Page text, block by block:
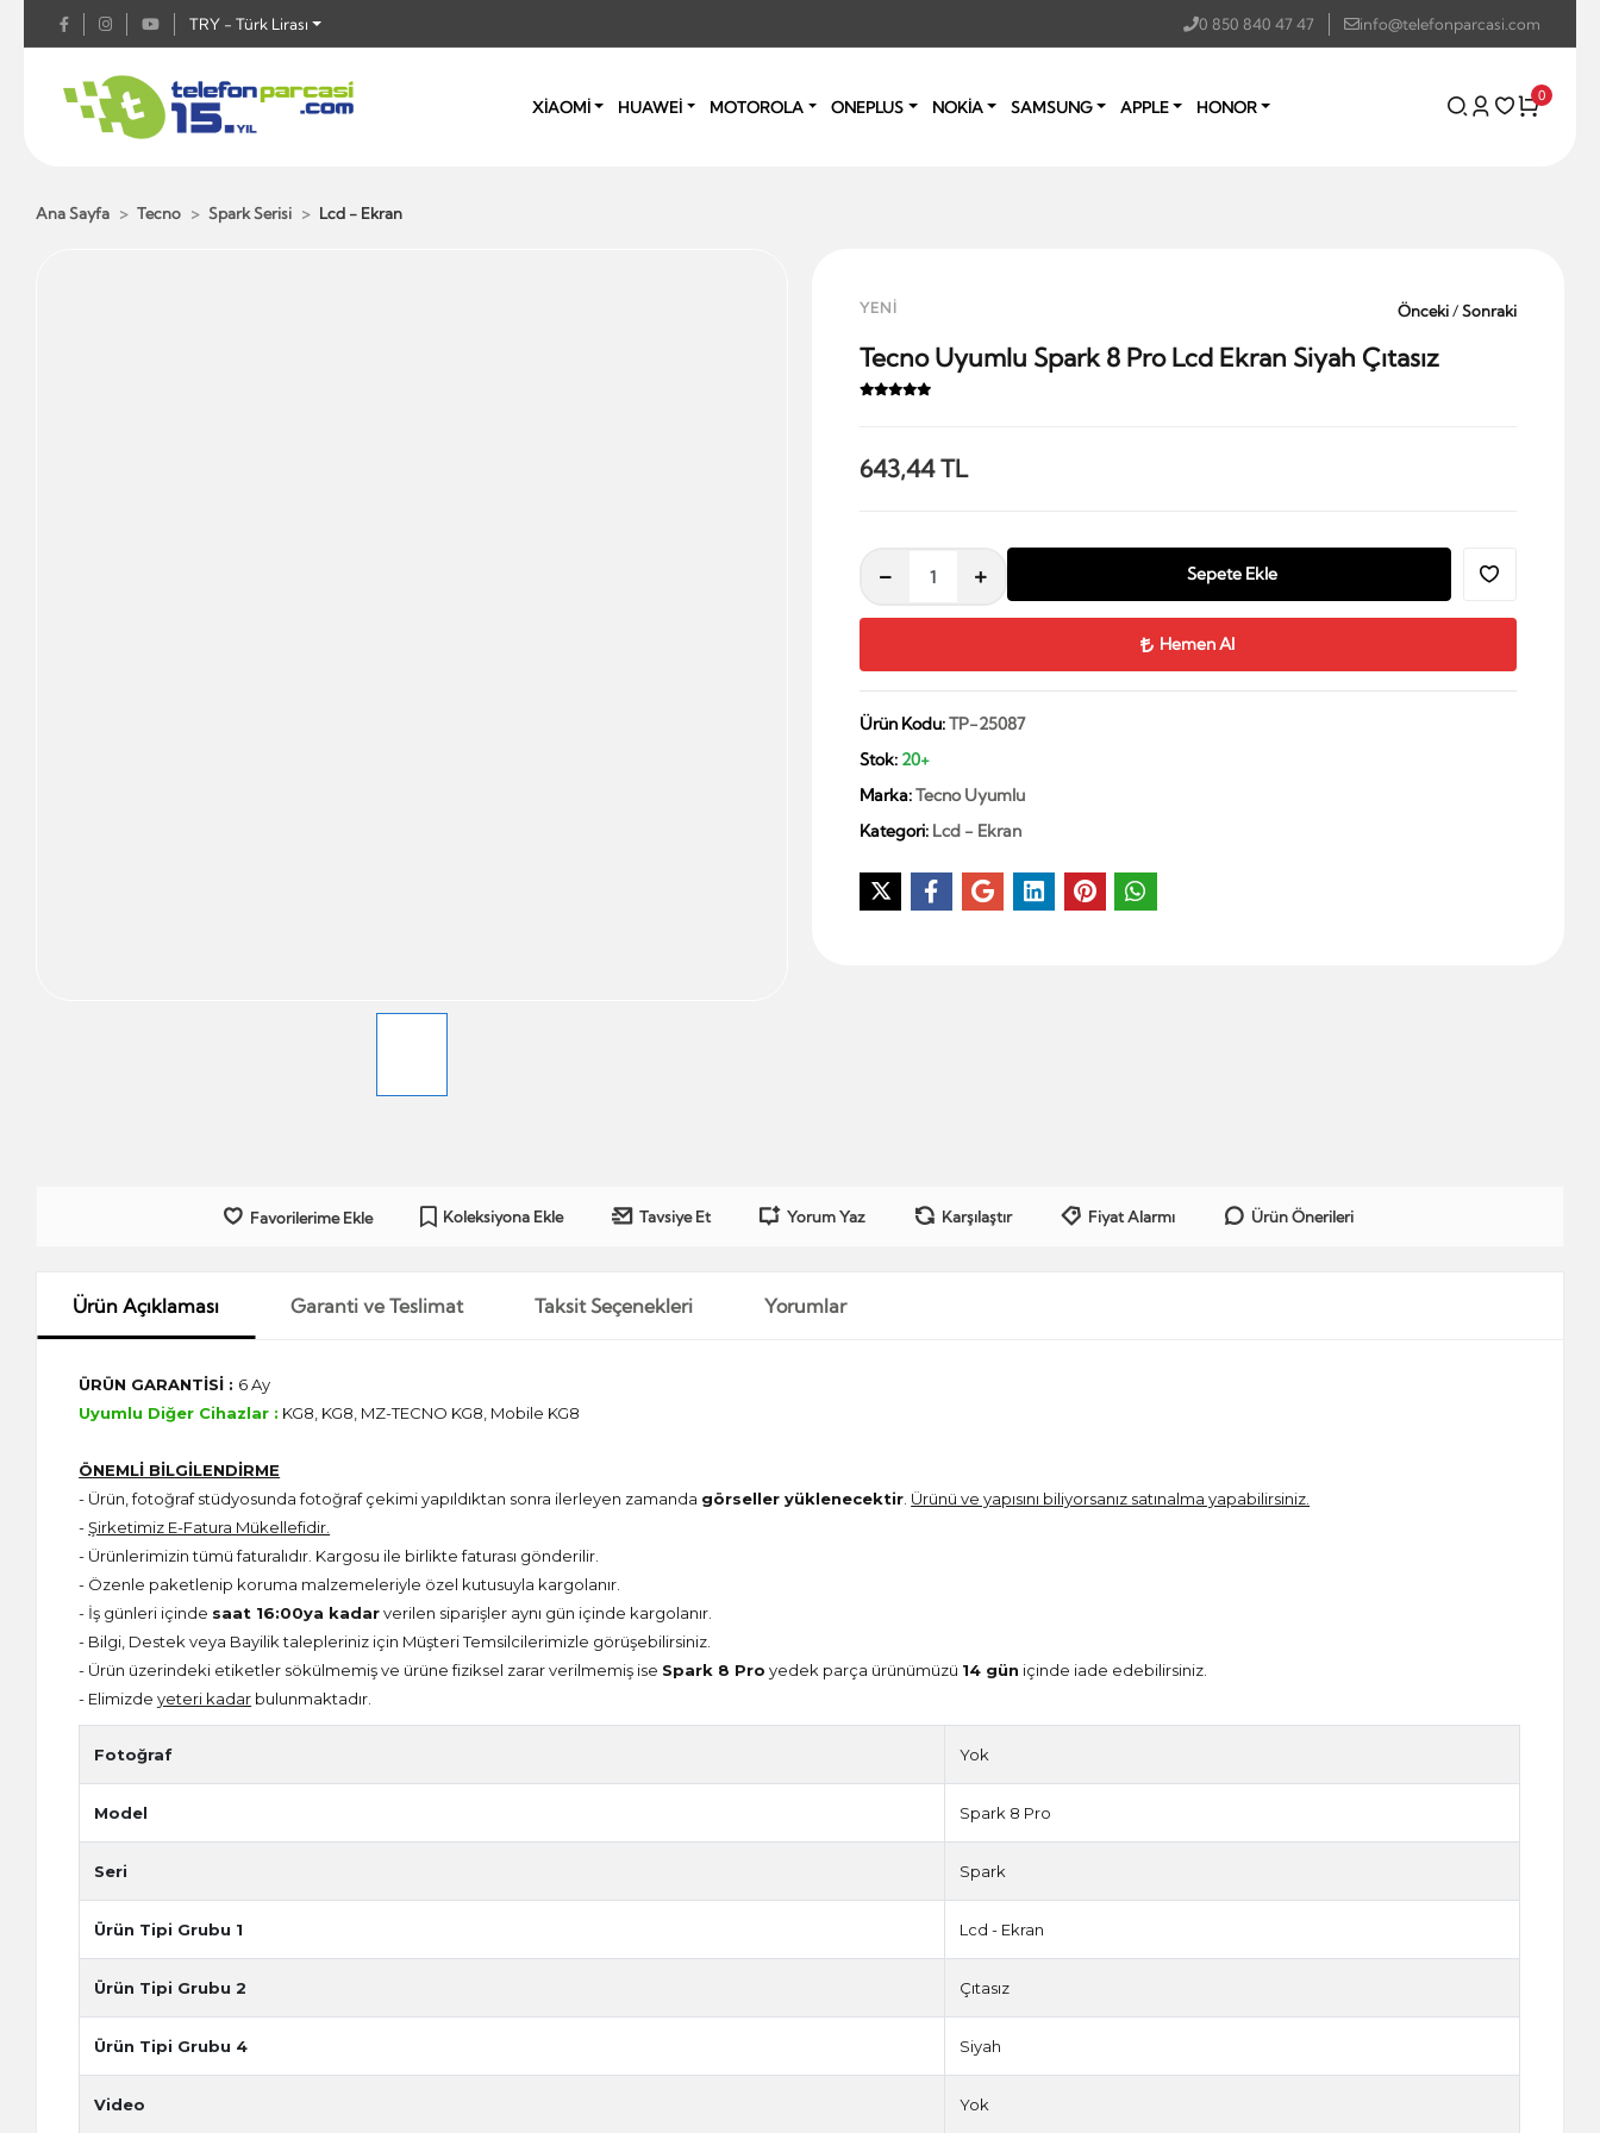
TRY - Türk Lirası 0 850 840 47 47 info@telefonparcasi.com
XİAOMİ HUAWEİ MOTOROLA ONEPLUS NOKİA SAMSUNG APPLE HONOR
0
Ana Sayfa Tecno Spark Serisi Lcd - Ekran
YENİ Önceki/Sonraki
Tecno Uyumlu Spark 8 Pro Lcd Ekran Siyah Çıtasız
643,44 TL
Sepete Ekle
Hemen Al
Ürün Kodu:TP-25087
Stok: 20+
Marka:Tecno Uyumlu
Kategori: Lcd - Ekran
Favorilerime Ekle Koleksiyona Ekle Tavsiye Et Yorum Yaz Karşılaştır Fiyat Alarmı Ürün Önerileri
Ürün Açıklaması Garanti ve Teslimat Taksit Seçenekleri Yorumlar
ÜRÜN GARANTİSİ : 6 Ay
Uyumlu Diğer Cihazlar : KG8, KG8, MZ-TECNO KG8, Mobile KG8
ÖNEMLİ BİLGİLENDİRME
- Ürün, fotoğraf stüdyosunda fotoğraf çekimi yapıldıktan sonra ilerleyen zamanda görseller yüklenecektir. Ürünü ve yapısını biliyorsanız satınalma yapabilirsiniz.
-Şirketimiz E-Fatura Mükellefidir.
- Ürünlerimizin tümü faturalıdır. Kargosu ile birlikte faturası gönderilir.
- Özenle paketlenip koruma malzemeleriyle özel kutusuyla kargolanır.
- İş günleri içinde saat 16:00ya kadarverilen siparişler aynı gün içinde kargolanır.
- Bilgi, Destek veya Bayilik talepleriniz için Müşteri Temsilcilerimizle görüşebilirsiniz.
- Ürün üzerindeki etiketler sökülmemiş ve ürüne fiziksel zarar verilmemiş ise Spark 8 Pro yedek parça ürünümüzü 14 gün içinde iade edebilirsiniz.
- Elimizdeyeteri kadar bulunmaktadır.
Fotoğraf Yok
Model Spark 8 Pro
Seri Spark
Ürün Tipi Grubu 1 Lcd - Ekran
Ürün Tipi Grubu 2 Çıtasız
Ürün Tipi Grubu 4 Siyah
Video Yok